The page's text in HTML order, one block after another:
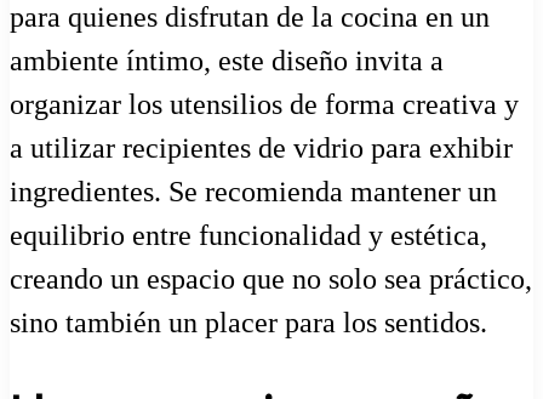
para quienes disfrutan de la cocina en un
ambiente íntimo, este diseño invita a
organizar los utensilios de forma creativa y
a utilizar recipientes de vidrio para exhibir
ingredientes. Se recomienda mantener un
equilibrio entre funcionalidad y estética,
creando un espacio que no solo sea práctico,
sino también un placer para los sentidos.